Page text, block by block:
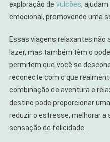
exploração de vulcões,
emocional, promovendo uma
Essas viagens relaxantes
lazer, mas também têm o
permitem que você se
reconecte com o que
combinação de aventura e
destino pode proporcionar
reduzir o estresse, melhorar a
sensação de felicidade.